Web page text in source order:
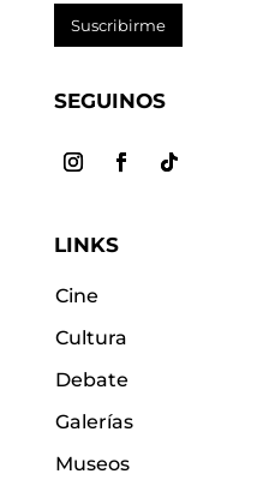
Suscribirme
SEGUINOS
LINKS
Cine
Cultura
Debate
Galerías
Museos